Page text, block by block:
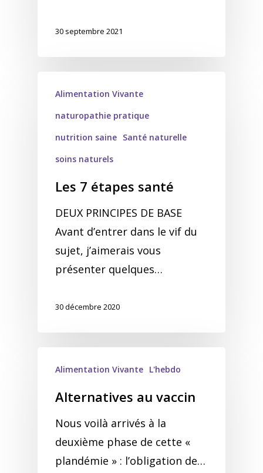
30 septembre 2021
Alimentation Vivante
naturopathie pratique
nutrition saine Santé naturelle
soins naturels
Les 7 étapes santé
DEUX PRINCIPES DE BASE
Avant d’entrer dans le vif du
sujet, j’aimerais vous
présenter quelques…
30 décembre 2020
Alimentation Vivante L'hebdo
Alternatives au vaccin
Nous voilà arrivés à la
deuxième phase de cette «
plandémie » : l’obligation de…